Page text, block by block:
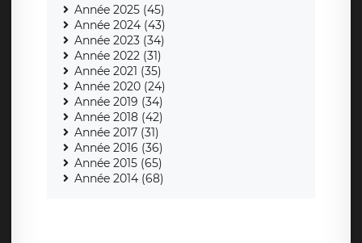
Année 2025 (45)
Année 2024 (43)
Année 2023 (34)
Année 2022 (31)
Année 2021 (35)
Année 2020 (24)
Année 2019 (34)
Année 2018 (42)
Année 2017 (31)
Année 2016 (36)
Année 2015 (65)
Année 2014 (68)